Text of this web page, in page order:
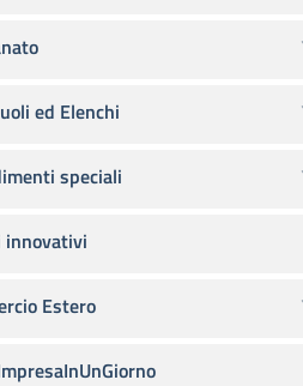
ed Elenchi
speciali
innovativi
Estero